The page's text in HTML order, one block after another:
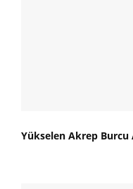
Yükselen Akrep Burcu